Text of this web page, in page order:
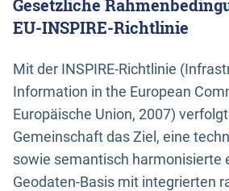
Gesetzliche
EU-INSPIRE-Richtlinie
Mit der INSPIRE-Richtlinie
Information in the European
Europäische Union, 2007)
Gemeinschaft das Ziel, eine
sowie semantisch harmonisierte
Geodaten-Basis mit integrierten